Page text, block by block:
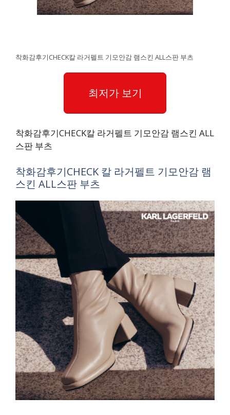
착화감후기CHECK칼 라거펠트 기모안감 램스킨 ALL스판 부츠
최저가 보기
착화감후기CHECK칼 라거펠트 기모안감 램스킨 ALL
스판 부츠
착화감후기CHECK 칼 라거펠트 기모안감 램
스킨 ALL스판 부츠